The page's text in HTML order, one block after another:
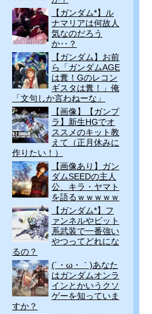
【ガンダム*】ル
ナマリアは何故人
気なのだろう
か‥？
【ガンダム】お前
ら「ガンダムAGE
は糞！Gのレコン
ギスタは糞！」俺
「文句しか言わねーな」
【画像】【ガンプ
ラ】新生HGでオ
ススメのキット教
えて（正月休みに
作りたい！）
【画像あり】ガン
ダムSEEDの主人
公、キラ・ヤマト
を語るｗｗｗｗｗ
【ガンダム*】フ
ァンネルやビット
系武装で一番強い
やつってどれにな
るの？
(´・ω・｀)あなた
はガンダムオンラ
インとかいうクソ
ゲーを知っていま
すか？